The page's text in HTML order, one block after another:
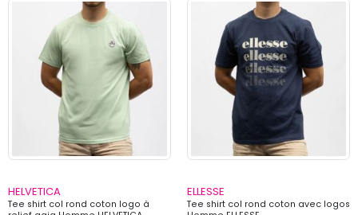
HELVETICA
Tee shirt col rond coton logo à
ELLESSE
Tee shirt col rond coton avec logos